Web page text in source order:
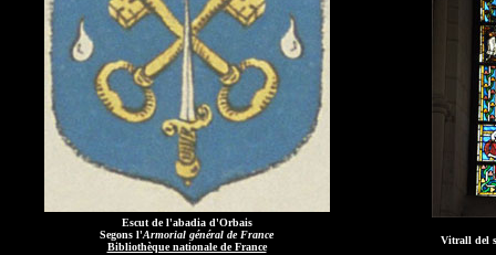
Escut de l'abadia d'Orbais
Segons l'Armorial général de France
Bibliothèque nationale de France
Vitrall del